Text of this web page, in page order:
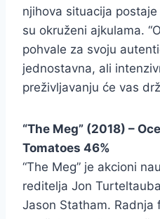
njihova situacija
su okruženi ajkulama.
pohvale za svoju
jednostavna, ali
preživljavanju će vas
“The Meg” (2018) –
Tomatoes 46%
“The Meg” je akcioni
reditelja Jon
Jason Statham. Radnja